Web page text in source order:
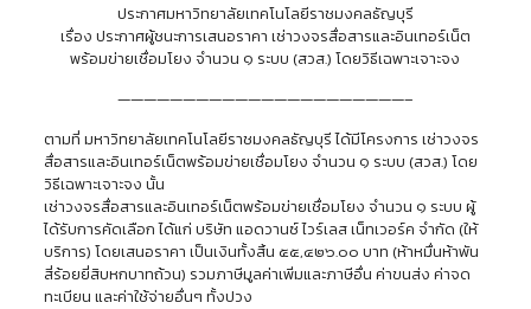
ประกาศมหาวิทยาลัยเทคโนโลยีราชมงคลธัญบุรี
เรื่อง ประกาศผู้ชนะการเสนอราคา เช่าวงจรสื่อสารและอินเทอร์เน็ต
พร้อมข่ายเชื่อมโยง จำนวน ๑ ระบบ (สวส.) โดยวิธีเฉพาะเจาะจง
——————————————————————–
ตามที่ มหาวิทยาลัยเทคโนโลยีราชมงคลธัญบุรี ได้มีโครงการ เช่าวงจร
สื่อสารและอินเทอร์เน็ตพร้อมข่ายเชื่อมโยง จำนวน ๑ ระบบ (สวส.) โดย
วิธีเฉพาะเจาะจง นั้น
เช่าวงจรสื่อสารและอินเทอร์เน็ตพร้อมข่ายเชื่อมโยง จำนวน ๑ ระบบ ผู้
ได้รับการคัดเลือก ได้แก่ บริษัท แอดวานซ์ ไวร์เลส เน็ทเวอร์ค จำกัด (ให้
บริการ) โดยเสนอราคา เป็นเงินทั้งสิ้น ๕๕,๔๒๖.๐๐ บาท (ห้าหมื่นห้าพัน
สี่ร้อยยี่สิบหกบาทถ้วน) รวมภาษีมูลค่าเพิ่มและภาษีอื่น ค่าขนส่ง ค่าจด
ทะเบียน และค่าใช้จ่ายอื่นๆ ทั้งปวง